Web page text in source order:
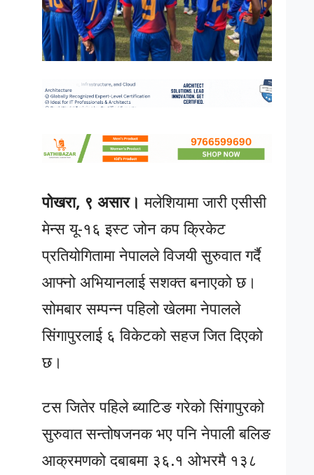
पोखरा, ९ असार। मलेशियामा जारी एसीसी
मेन्स यू-१६ इस्ट जोन कप क्रिकेट
प्रतियोगितामा नेपालले विजयी सुरुवात गर्दै
आफ्नो अभियानलाई सशक्त बनाएको छ।
सोमबार सम्पन्न पहिलो खेलमा नेपालले
सिंगापुरलाई ६ विकेटको सहज जित दिएको
छ।
टस जितेर पहिले ब्याटिङ गरेको सिंगापुरको
सुरुवात सन्तोषजनक भए पनि नेपाली बलिङ
आक्रमणको दबाबमा ३६.१ ओभरमै १३८